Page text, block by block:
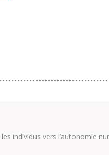
individus vers l’autonomie